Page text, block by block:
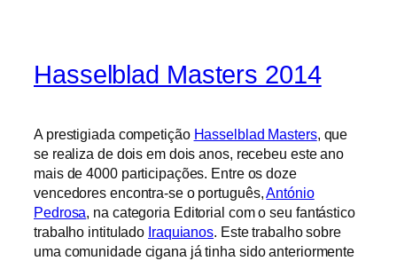
Hasselblad Masters 2014
A prestigiada competição Hasselblad Masters, que
se realiza de dois em dois anos, recebeu este ano
mais de 4000 participações. Entre os doze
vencedores encontra-se o português, António
Pedrosa , na categoria Editorial com o seu fantástico
trabalho intitulado Iraquianos . Este trabalho sobre
uma comunidade cigana já tinha sido anteriormente